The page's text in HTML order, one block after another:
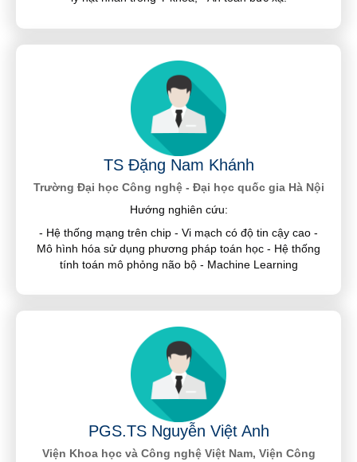
TS Đặng Nam Khánh
Trường Đại học Công nghệ - Đại học quốc gia Hà Nội
Hướng nghiên cứu:
- Hệ thống mạng trên chip - Vi mạch có độ tin cậy cao -
Mô hình hóa sử dụng phương pháp toán học - Hệ thống
tính toán mô phỏng não bộ - Machine Learning
PGS.TS Nguyễn Việt Anh
Viện Khoa học và Công nghệ Việt Nam, Viện Công